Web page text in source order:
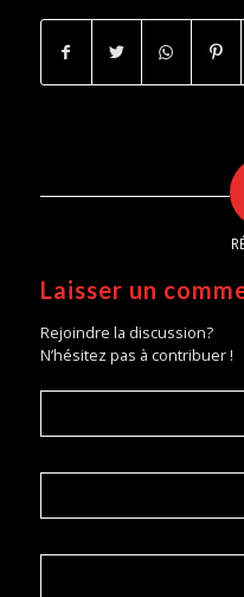
Laisser un
Rejoindre la discussion?
N’hésitez pas à contribuer !